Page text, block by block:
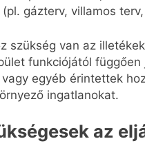
gázterv, villamos
szükség van az
funkciójától
egyéb érintettek
ingatlanokat.
az